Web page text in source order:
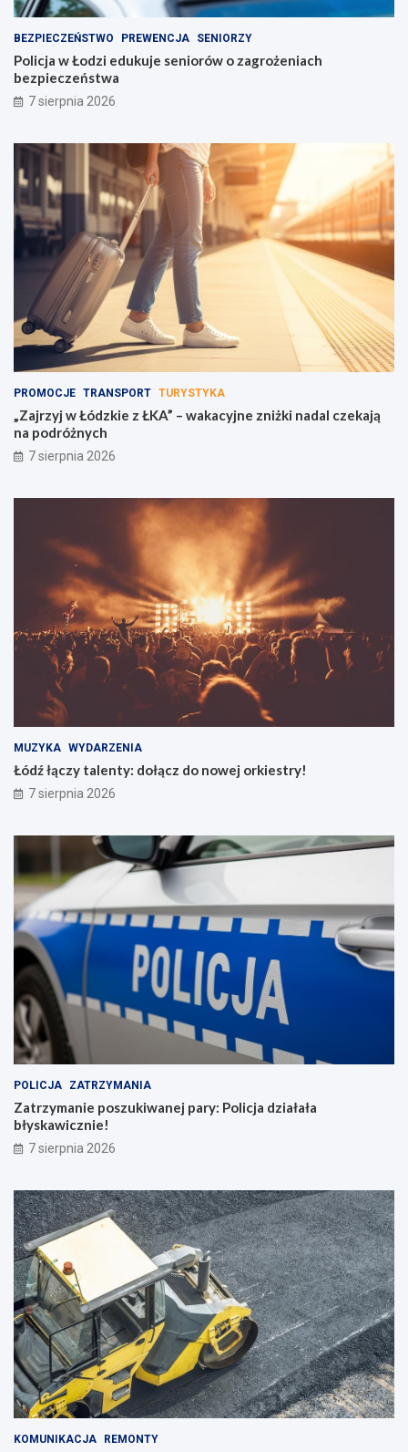
BEZPIECZEŃSTWO PREWENCJA SENIORZY
Policja w Łodzi edukuje seniorów o zagrożeniach
bezpieczeństwa
7 sierpnia 2026
PROMOCJE TRANSPORT TURYSTYKA
„Zajrzyj w Łódzkie z ŁKA” – wakacyjne zniżki nadal czekają
na podróżnych
7 sierpnia 2026
MUZYKA WYDARZENIA
Łódź łączy talenty: dołącz do nowej orkiestry!
7 sierpnia 2026
POLICJA ZATRZYMANIA
Zatrzymanie poszukiwanej pary: Policja działała
błyskawicznie!
7 sierpnia 2026
KOMUNIKACJA REMONTY